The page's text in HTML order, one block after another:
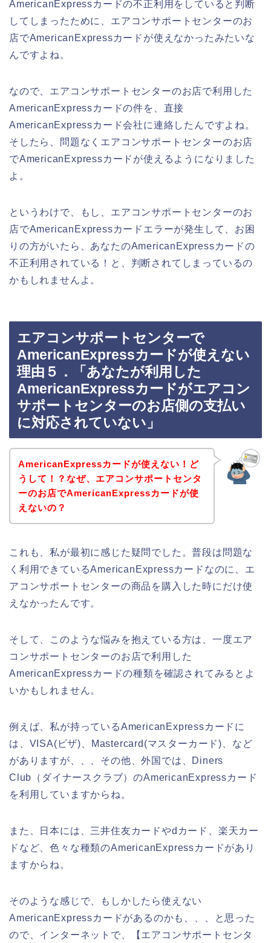
AmericanExpressカードの不正利用をしていると判断
してしまったために、エアコンサポートセンターのお
店でAmericanExpressカードが使えなかったみたいな
んですよね。
なので、エアコンサポートセンターのお店で利用した
AmericanExpressカードの件を、直接
AmericanExpressカード会社に連絡したんですよね。
そしたら、問題なくエアコンサポートセンターのお店
でAmericanExpressカードが使えるようになりました
よ。
というわけで、もし、エアコンサポートセンターのお
店でAmericanExpressカードエラーが発生して、お困
りの方がいたら、あなたのAmericanExpressカードの
不正利用されている！と、判断されてしまっているの
かもしれませんよ。
エアコンサポートセンターで
AmericanExpressカードが使えない
理由５．「あなたが利用した
AmericanExpressカードがエアコン
サポートセンターのお店側の支払い
に対応されていない」
AmericanExpressカードが使えない！ど
うして！？なぜ、エアコンサポートセンタ
ーのお店でAmericanExpressカードが使
えないの？
これも、私が最初に感じた疑問でした。普段は問題な
く利用できているAmericanExpressカードなのに、エ
アコンサポートセンターの商品を購入した時にだけ使
えなかったんです。
そして、このような悩みを抱えている方は、一度エア
コンサポートセンターのお店で利用した
AmericanExpressカードの種類を確認されてみるとよ
いかもしれません。
例えば、私が持っているAmericanExpressカードに
は、VISA(ビザ)、Mastercard(マスターカード)、など
がありますが、、、その他、外国では、Diners
Club（ダイナースクラブ）のAmericanExpressカード
を利用していますからね。
また、日本には、三井住友カードやdカード、楽天カー
ドなど、色々な種類のAmericanExpressカードがあり
ますからね。
そのような感じで、もしかしたら使えない
AmericanExpressカードがあるのかも、、、と思った
ので、インターネットで、【エアコンサポートセンタ